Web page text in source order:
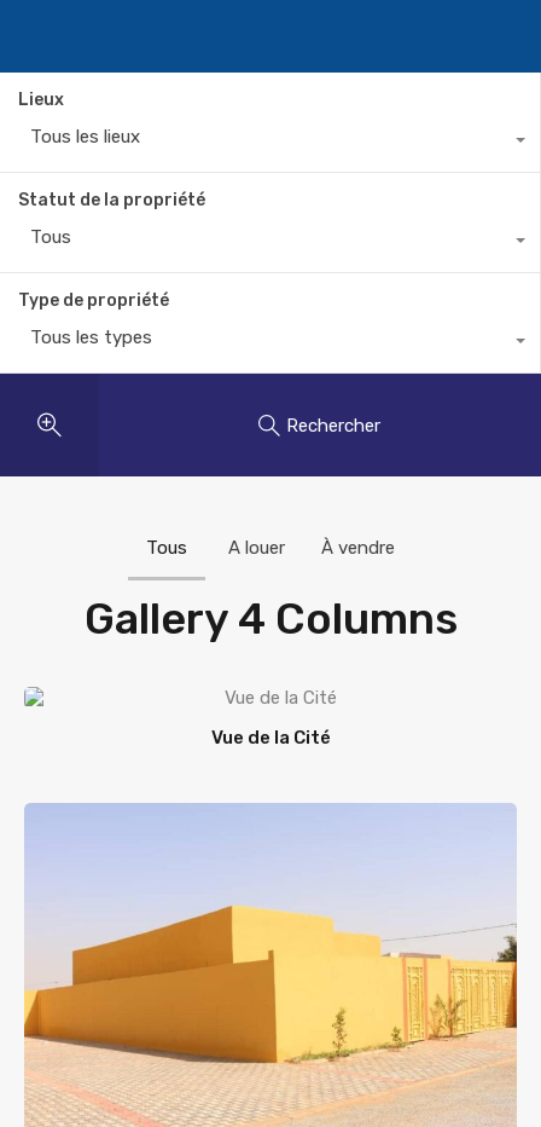
Lieux
Tous les lieux
Statut de la propriété
Tous
Type de propriété
Tous les types
Rechercher
Gallery 4 Columns
Tous A louer À vendre
Vue de la Cité